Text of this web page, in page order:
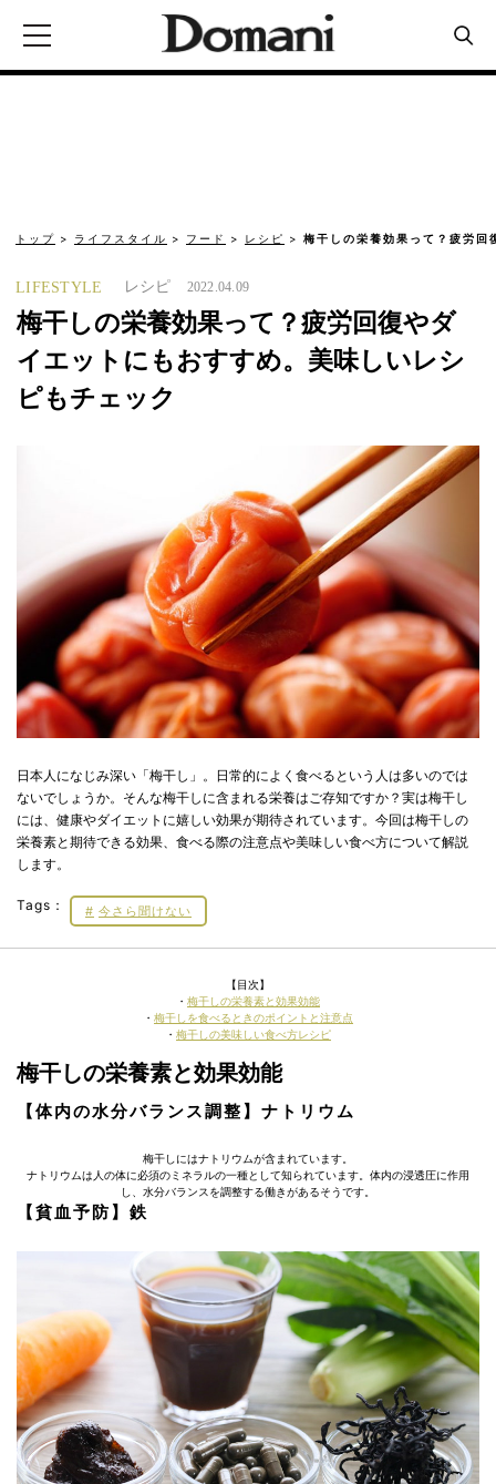
トップ ライフスタイル フード レシピ 梅干しの栄養効果って？疲労
LIFESTYLE レシピ 2022.04.09
梅干しの栄養効果って？疲労回復やダ
イエットにもおすすめ。美味しいレシ
ピもチェック
日本人になじみ深い「梅干し」。日常的によく食べるという人は多いのでは
ないでしょうか。そんな梅干しに含まれる栄養はご存知ですか？実は梅干し
には、健康やダイエットに嬉しい効果が期待されています。今回は梅干しの
栄養素と期待できる効果、食べる際の注意点や美味しい食べ方について解説
します。
Tags： 今さら聞けない
【目次】
・ 梅干しの栄養素と効果効能
・ 梅干しを食べるときのポイントと注意点
・ 梅干しの美味しい食べ方レシピ
梅干しの栄養素と効果効能
【体内の水分バランス調整】ナトリウム
梅干しにはナトリウムが含まれています。
ナトリウムは人の体に必須のミネラルの一種として知られています。体内の浸透圧に作用
し、水分バランスを調整する働きがあるそうです。
【貧血予防】鉄